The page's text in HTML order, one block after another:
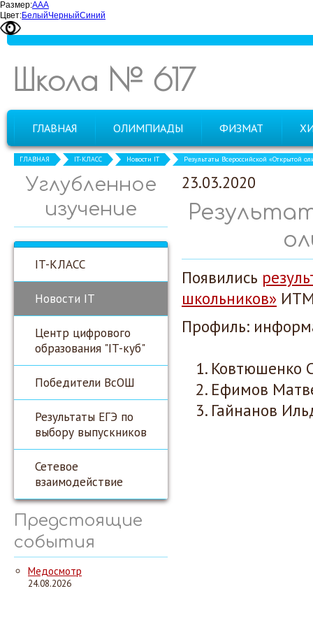
Размер:ААА
Цвет:БелыйЧерныйСиний
Школа № 617
ГЛАВНАЯ ОЛИМПИАДЫ ФИЗМАТ
ГЛАВНАЯ IT-КЛАСС Новости IT Результаты Всероссийской «Открытой
Углубленное
изучение
IT-КЛАСС
Новости IT
Центр цифрового
образования "IT-куб"
Победители ВсОШ
Результаты ЕГЭ по
выбору выпускников
Сетевое
взаимодействие
Предстоящие
события
Медосмотр
24.08.2026
23.03.2020
Появились
школьников»
Профиль:
Ковтюшенко
Ефимов
Гайнанов